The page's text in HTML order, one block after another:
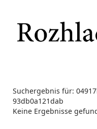
Suchergebnis für:
93db0a121dab
Keine Ergebnisse